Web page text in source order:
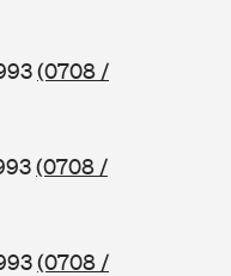
(0708 /
(0708 /
(0708 /